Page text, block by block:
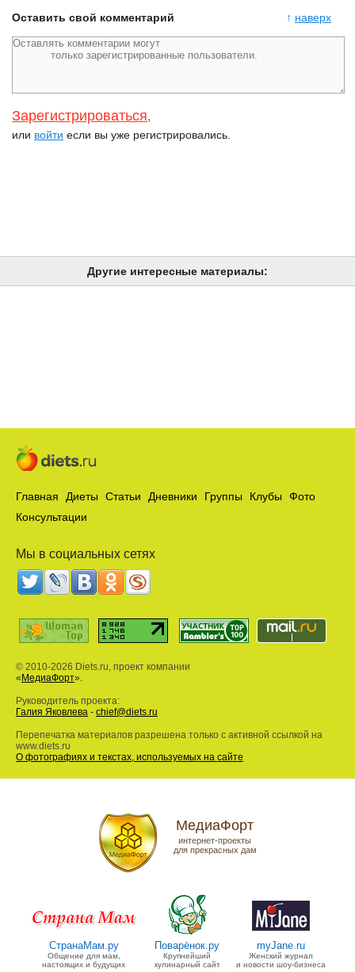
↑ наверх
Оставить свой комментарий
Зарегистрироваться,
или войти если вы уже регистрировались.
Другие интересные материалы:
Главная Диеты Статьи Дневники Группы Клубы
Фото
Консультации
Мы в социальных сетях
© 2010-2026 Diets.ru, проект компании
« МедиаФорт».
Руководитель проекта:
Галия Яковлева - chief@diets.ru
Перепечатка материалов разрешена только с активной ссылкой на
www.diets.ru
О фотографиях и текстах, используемых на сайте
МедиаФорт
интернет-проекты
для прекрасных дам
СтранаМам.ру
Общение для мам,
настоящих и будущих
Поварёнок.ру
Крупнейший
кулинарный сайт
myJane.ru
Женский журнал
и новости шоу-бизнеса